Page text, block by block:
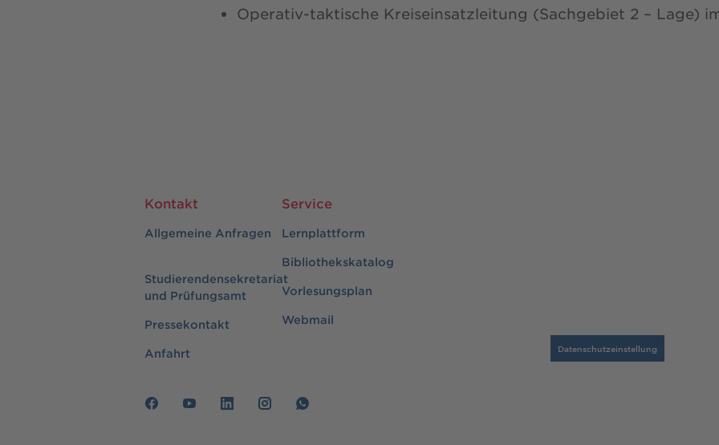
Operativ-taktische Kreiseinsatzleitung (Sachgebiet 2 – Lage)
Kontakt
Allgemeine Anfragen
Studierendensekretariat
und Prüfungsamt
Pressekontakt
Anfahrt
Service
Lernplattform
Bibliothekskatalog
Vorlesungsplan
Webmail
Datenschutzeinstellung